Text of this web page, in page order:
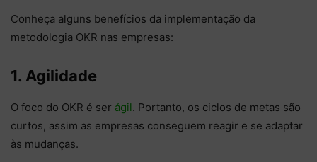
Conheça alguns benefícios da implementação da
metodologia OKR nas empresas:
1. Agilidade
O foco do OKR é ser ágil. Portanto, os ciclos de metas são
curtos, assim as empresas conseguem reagir e se adaptar
às mudanças.